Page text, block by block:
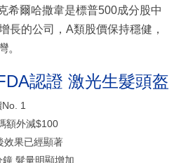
希爾哈撒韋是標普500成分股中
長的公司，A類股價保持穩健，
。
認證 激光生髮頭盔
1
額外減$100
效果已經顯著
髮量明顯增加